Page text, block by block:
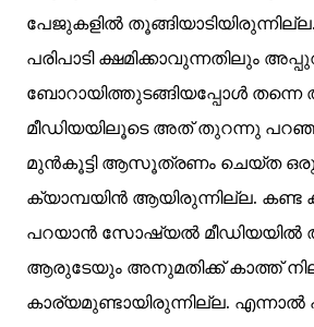
പേജുകളിൽ തൂങ്ങിയാടിയിരുന്നില്ല.
പരിപാടി ക്ഷമിക്കാവുന്നതിലും
ബോറായിത്തുടങ്ങിയപ്പോൾ
മീഡിയയിലൂടെ അത് തുറന്നു
മുൻകൂട്ടി ആസൂത്രണം ചെയ്ത
ക്യാമ്പയിൻ ആയിരുന്നില്ല. കണ്ട
പറയാൻ സോഷ്യൽ മീഡിയയിൽ
ആരുടേയും അനുമതിക്ക് കാത്ത്
കാര്യമുണ്ടായിരുന്നില്ല. എന്നാൽ